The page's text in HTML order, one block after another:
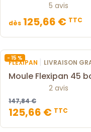
5 avis
dès 125,66 € TTC
- 15 %
FLEXIPAN | LIVRAISON
Moule Flexipan 45
2 avis
147,84 €
125,66 € TTC